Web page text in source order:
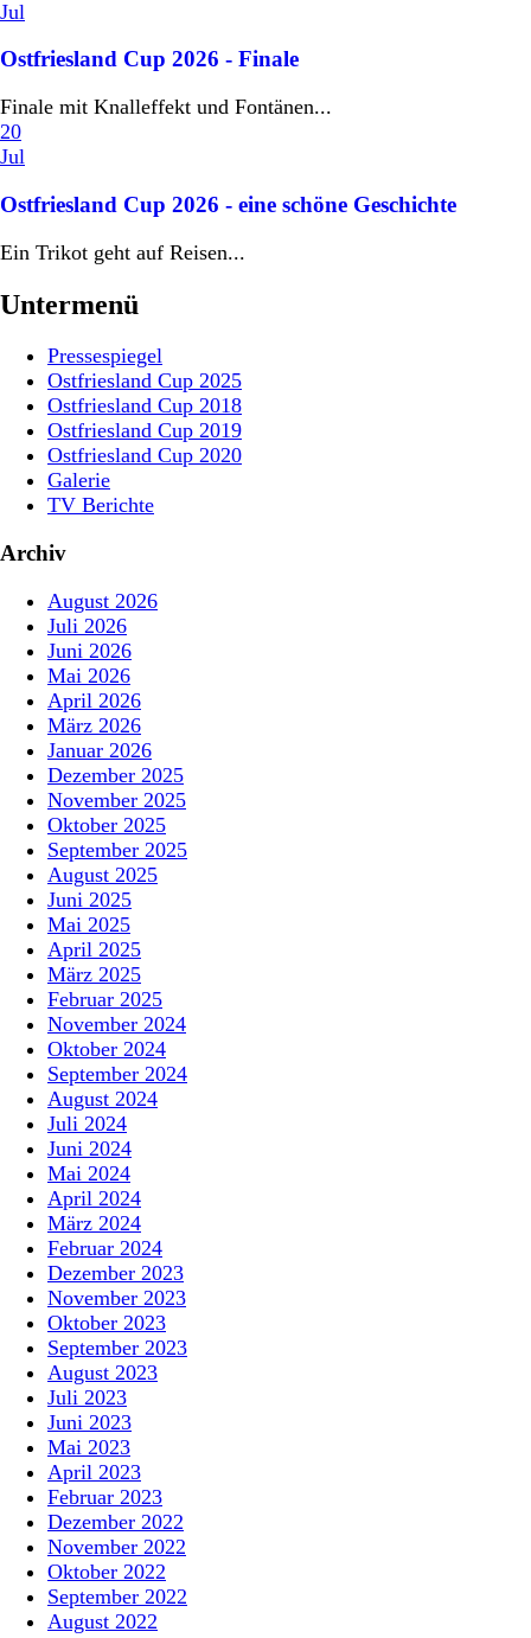
Jul
Ostfriesland Cup 2026 - Finale
Finale mit Knalleffekt und Fontänen...
20
Jul
Ostfriesland Cup 2026 - eine schöne Geschichte
Ein Trikot geht auf Reisen...
Untermenü
Pressespiegel
Ostfriesland Cup 2025
Ostfriesland Cup 2018
Ostfriesland Cup 2019
Ostfriesland Cup 2020
Galerie
TV Berichte
Archiv
August 2026
Juli 2026
Juni 2026
Mai 2026
April 2026
März 2026
Januar 2026
Dezember 2025
November 2025
Oktober 2025
September 2025
August 2025
Juni 2025
Mai 2025
April 2025
März 2025
Februar 2025
November 2024
Oktober 2024
September 2024
August 2024
Juli 2024
Juni 2024
Mai 2024
April 2024
März 2024
Februar 2024
Dezember 2023
November 2023
Oktober 2023
September 2023
August 2023
Juli 2023
Juni 2023
Mai 2023
April 2023
Februar 2023
Dezember 2022
November 2022
Oktober 2022
September 2022
August 2022